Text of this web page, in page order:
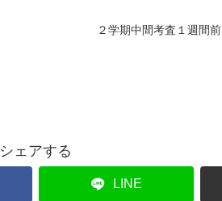
２学期中間考査１週間前
シェアする
LINE